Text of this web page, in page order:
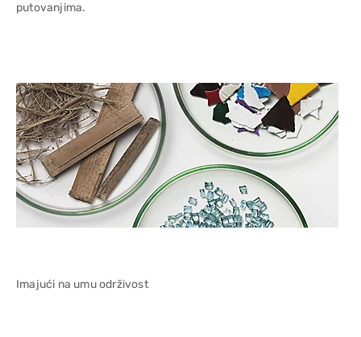
putovanjima.
Imajući na umu održivost